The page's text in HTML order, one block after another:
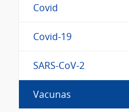
Covid
Covid-19
SARS-CoV-2
Vacunas